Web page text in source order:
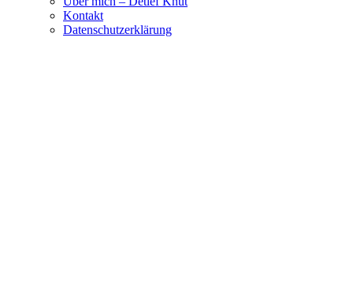
Kontakt
Datenschutzerklärung